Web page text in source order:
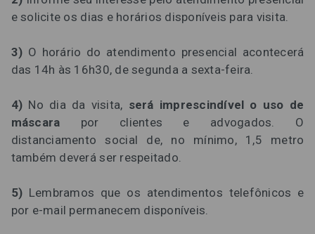
e solicite os dias e horários disponíveis para visita.
3) O horário do atendimento presencial acontecerá
das 14h às 16h30, de segunda a sexta-feira.
4) No dia da visita, será imprescindível o uso de
máscara por clientes e advogados. O
distanciamento social de, no mínimo, 1,5 metro
também deverá ser respeitado.
5) Lembramos que os atendimentos telefônicos e
por e-mail permanecem disponíveis.